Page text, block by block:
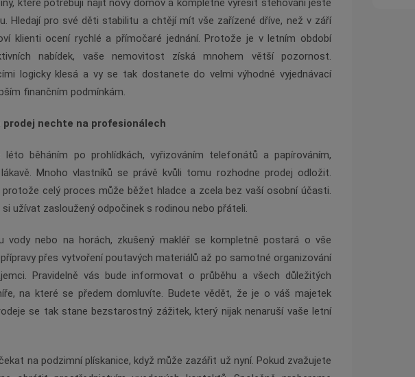
které potřebují najít nový domov a kompletně vyřešit stěhování ještě
Hledají pro své děti stabilitu a chtějí mít vše zařízené dříve, než v září
klienti ocení rychlé a přímočaré jednání. Protože je v letním období
nabídek, vaše nemovitost získá mnohem větší pozornost.
logicky klesá a vy se tak dostanete do velmi výhodné vyjednávací
finančním podmínkám.
prodej nechte na profesionálech
běháním po prohlídkách, vyřizováním telefonátů a papírováním,
Mnoho vlastníků se právě kvůli tomu rozhodne prodej odložit.
celý proces může běžet hladce a zcela bez vaší osobní účasti.
užívat zasloužený odpočinek s rodinou nebo přáteli.
vody nebo na horách, zkušený makléř se kompletně postará o vše
přes vytvoření poutavých materiálů až po samotné organizování
Pravidelně vás bude informovat o průběhu a všech důležitých
na které se předem domluvíte. Budete vědět, že je o váš majetek
se tak stane bezstarostný zážitek, který nijak nenaruší vaše letní
na podzimní plískanice, když může zazářit už nyní. Pokud zvažujete